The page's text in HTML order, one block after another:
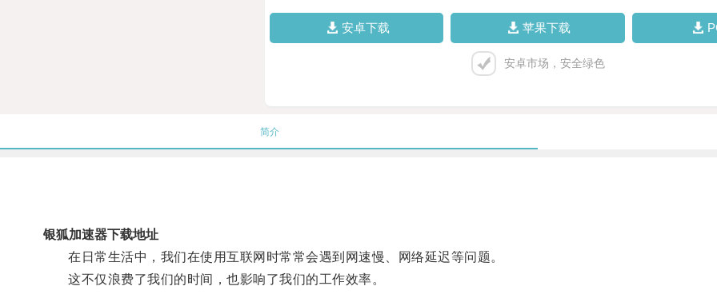
安卓下载 苹果下载
安卓市场，安全绿色
简介
银狐加速器下载地址
在日常生活中，我们在使用互联网时常常会遇到网速慢、网络延迟等问题。
这不仅浪费了我们的时间，也影响了我们的工作效率。